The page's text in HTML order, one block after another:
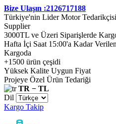
Bize Ulaşın :2126717188
Türkiye'nin Lider Motor
Supplier
3000TL ve Üzeri Siparişlerde
Hafta İçi Saat 15:00'a Kadar
Kargoda
+1500 ürün çeşidi
Yüksek Kalite Uygun Fiyat
Projeye Özel Ürün Tedariği
TR − TL
Dil
Kargo Takip